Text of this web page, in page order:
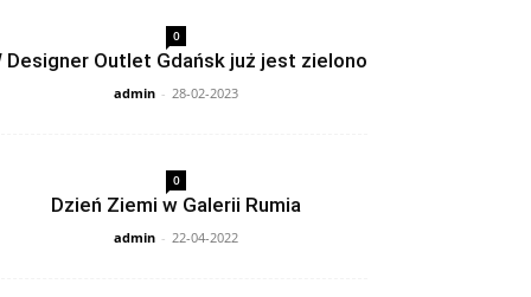
0
Designer Outlet Gdańsk już jest zielono
admin - 28-02-2023
0
Dzień Ziemi w Galerii Rumia
admin - 22-04-2022